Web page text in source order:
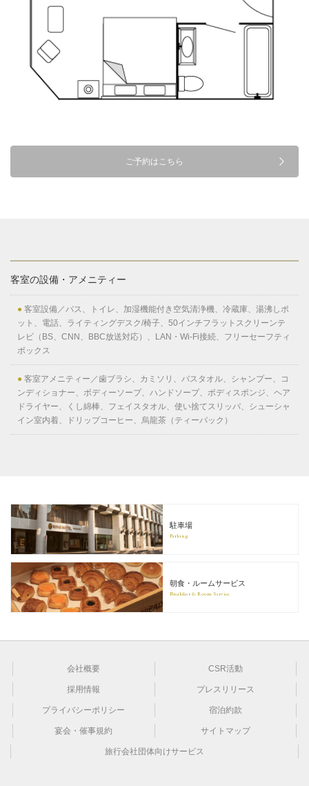
ご予約はこちら
客室の設備・アメニティー
● 客室設備／バス、トイレ、加湿機能付き空気清浄機、冷蔵庫、湯沸しポ
ット、電話、ライティングデスク/椅子、50インチフラットスクリーンテ
レビ（BS、CNN、BBC放送対応）、LAN・Wi-Fi接続、フリーセーフティ
ボックス
● 客室アメニティー／歯ブラシ、カミソリ、バスタオル、シャンプー、コ
ンディショナー、ボディーソープ、ハンドソープ、ボディスポンジ、ヘア
ドライヤー、くし綿棒、フェイスタオル、使い捨てスリッパ、シューシャ
イン室内着、ドリップコーヒー、烏龍茶（ティーパック）
駐車場
Parking
朝食・ルームサービス
Breakfast & Room Service
会社概要 CSR活動
採用情報 プレスリリース
プライバシーポリシー 宿泊約款
宴会・催事規約 サイトマップ
旅行会社団体向けサービス